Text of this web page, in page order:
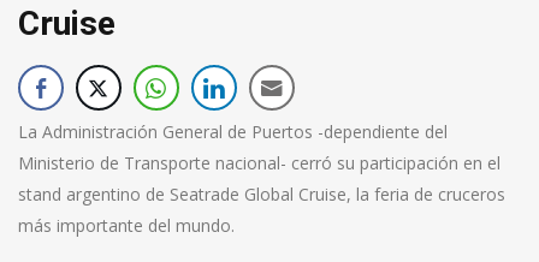
Cruise
La Administración General de Puertos -dependiente del
Ministerio de Transporte nacional- cerró su participación en el
stand argentino de Seatrade Global Cruise, la feria de cruceros
más importante del mundo.